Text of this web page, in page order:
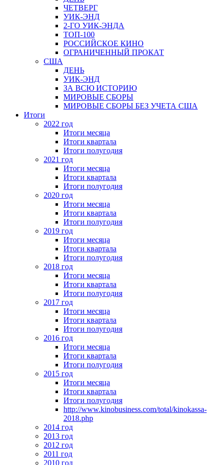
ЧЕТВЕРГ
УИК-ЭНД
2-ГО УИК-ЭНДА
ТОП-100
РОССИЙСКОЕ КИНО
ОГРАНИЧЕННЫЙ ПРОКАТ
США
ДЕНЬ
УИК-ЭНД
ЗА ВСЮ ИСТОРИЮ
МИРОВЫЕ СБОРЫ
МИРОВЫЕ СБОРЫ БЕЗ УЧЕТА США
Итоги
2022 год
Итоги месяца
Итоги квартала
Итоги полугодия
2021 год
Итоги месяца
Итоги квартала
Итоги полугодия
2020 год
Итоги месяца
Итоги квартала
Итоги полугодия
2019 год
Итоги месяца
Итоги квартала
Итоги полугодия
2018 год
Итоги месяца
Итоги квартала
Итоги полугодия
2017 год
Итоги месяца
Итоги квартала
Итоги полугодия
2016 год
Итоги месяца
Итоги квартала
Итоги полугодия
2015 год
Итоги месяца
Итоги квартала
Итоги полугодия
http://www.kinobusiness.com/total/kinokassa-
2018.php
2014 год
2013 год
2012 год
2011 год
2010 год